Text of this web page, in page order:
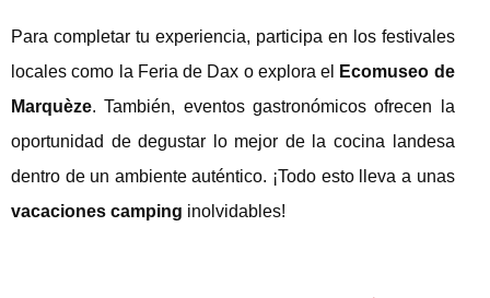
Para completar tu experiencia, participa en los festivales
locales como la Feria de Dax o explora el
Ecomuseo de
Marquèze. También, eventos gastronómicos ofrecen la
oportunidad de degustar lo mejor de la cocina landesa
dentro de un ambiente auténtico. ¡Todo esto lleva a unas
vacaciones camping inolvidables!